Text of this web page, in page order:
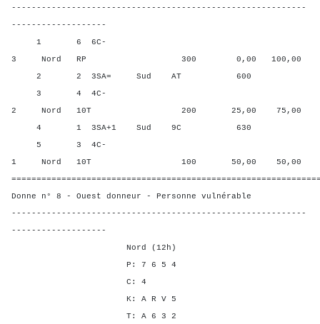
-----------------------------------------------------------
-------------------
1 6 6C-
3 Nord RP 300 0,00 100,00
2 2 3SA= Sud AT 600
3 4 4C-
2 Nord 10T 200 25,00 75,00
4 1 3SA+1 Sud 9C 630
5 3 4C-
1 Nord 10T 100 50,00 50,00
Donne n° 8 - Ouest donneur - Personne vulnérable
-----------------------------------------------------------
-------------------
Nord (12h)
P: 7 6 5 4
C: 4
K: A R V 5
T: A 6 3 2